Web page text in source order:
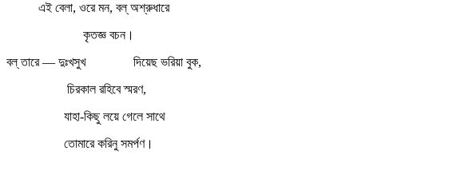
এই বেলা, ওরে মন, বল্‌ অশ্রুধারে
কৃতজ্ঞ বচন।
বল্‌ তারে — দুঃখসুখ
দিয়েছ ভরিয়া বুক,
চিরকাল রহিবে স্মরণ,
যাহা-কিছু লয়ে গেলে সাথে
তোমারে করিনু সমর্পণ।